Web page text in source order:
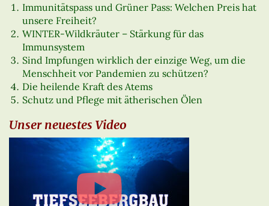
Immunitätspass und Grüner Pass: Welchen Preis hat
unsere Freiheit?
WINTER-Wildkräuter – Stärkung für das
Immunsystem
Sind Impfungen wirklich der einzige Weg, um die
Menschheit vor Pandemien zu schützen?
Die heilende Kraft des Atems
Schutz und Pflege mit ätherischen Ölen
Unser neuestes Video